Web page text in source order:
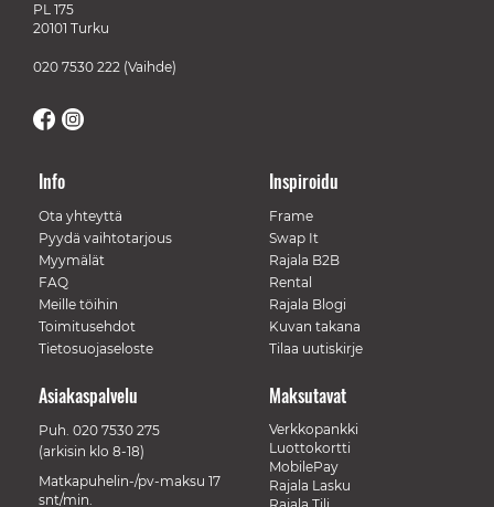
PL 175
20101 Turku
020 7530 222 (Vaihde)
Info
Ota yhteyttä
Pyydä vaihtotarjous
Myymälät
FAQ
Meille töihin
Toimitusehdot
Tietosuojaseloste
Inspiroidu
Frame
Swap It
Rajala B2B
Rental
Rajala Blogi
Kuvan takana
Tilaa uutiskirje
Maksutavat
Verkkopankki
Luottokortti
MobilePay
Rajala Lasku
Asiakaspalvelu
Puh. 020 7530 275
(arkisin klo 8-18)
Matkapuhelin-/pv-maksu 17
snt/min.